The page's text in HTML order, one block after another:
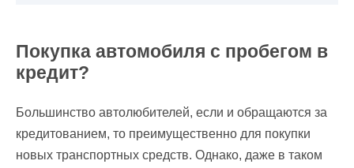
Покупка автомобиля с пробегом в
кредит?
Большинство автолюбителей, если и обращаются за
кредитованием, то преимущественно для покупки
новых транспортных средств. Однако, даже в таком